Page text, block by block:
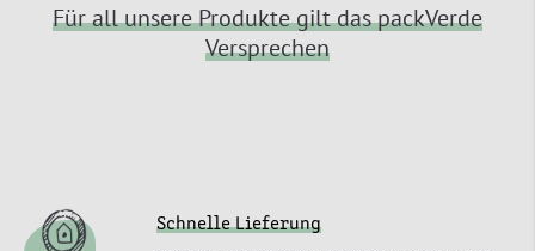
Für all unsere Produkte gilt das packVerde
Versprechen
Schnelle Lieferung